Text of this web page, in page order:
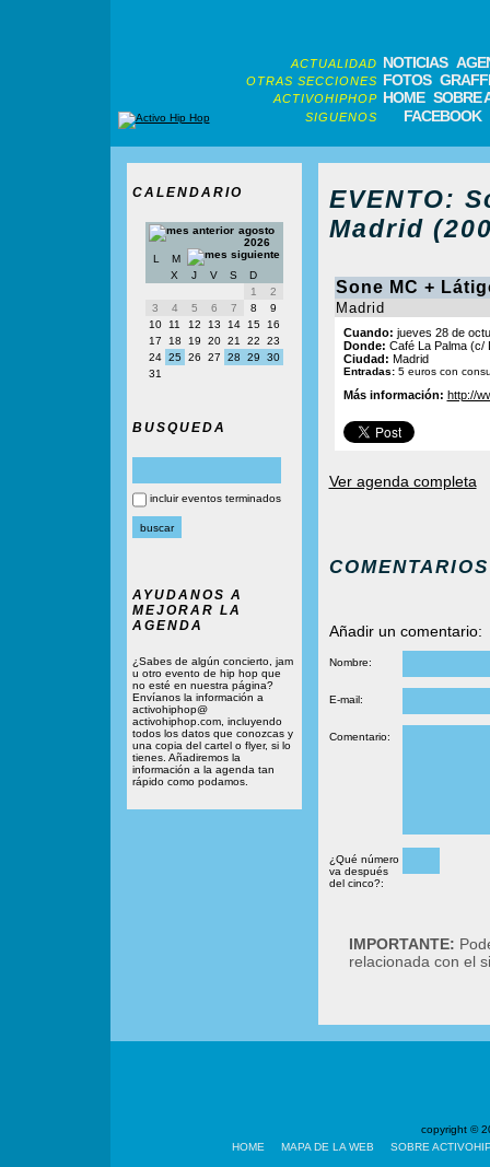
ACTUALIDAD NOTICIAS
OTRAS SECCIONES FOTOS
ACTIVOHIPHOP HOME SOBRE
SIGUENOS FACEBOOK
CALENDARIO
agosto
2026
L
M
X
J V S
D
1
2
3
4 5 6 7 8
9
10
11 12 13 14 15
16
17
18 19 20 21 22
23
24 25 26 27 28 29
30
31
BUSQUEDA
incluir eventos terminados
AYUDANOS A
MEJORAR LA
AGENDA
¿Sabes de algún concierto, jam
u otro evento de hip hop que
no esté en nuestra página?
Envíanos la información a
activohiphop@
activohiphop.com, incluyendo
todos los datos que conozcas y
una copia del cartel o flyer, si lo
tienes. Añadiremos la
información a la agenda tan
rápido como podamos.
EVENTO:
Madrid
Sone MC +
Madrid
Cuando: jueves 28 de
Donde: Café La Palma (c/
Ciudad: Madrid
Entradas: 5 euros con
Más información: http://
Ver agenda completa
COMENTARIOS
Añadir un comentario:
Nombre:
E-mail:
Comentario:
¿Qué número
va después
del cinco?:
IMPORTANTE:
relacionada con el
copyright ©
HOME
MAPA DE LA WEB SOBRE